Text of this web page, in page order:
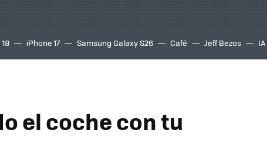
iPhone 17 Samsung Galaxy S26 Café Jeff Bezos IA
el coche con tu